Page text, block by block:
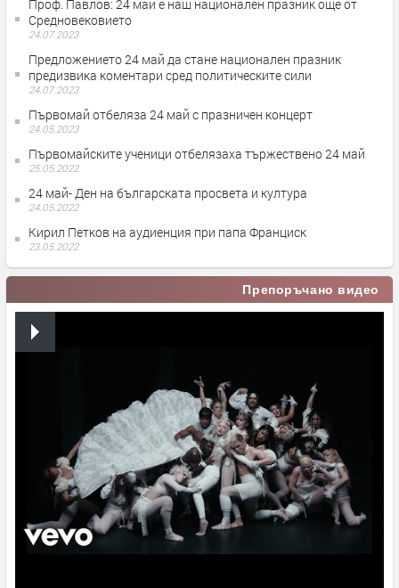
Проф. Павлов: 24 май е наш национален празник още от
Средновековието
24.07.2023
Предложението 24 май да стане национален празник
предизвика коментари сред политическите сили
24.07.2023
Първомай отбеляза 24 май с празничен концерт
24.05.2023
Първомайските ученици отбелязаха тържествено 24 май
25.05.2022
24 май- Ден на българската просвета и култура
24.05.2022
Кирил Петков на аудиенция при папа Франциск
23.05.2022
Препоръчано видео